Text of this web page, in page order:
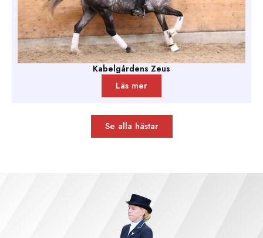
Kabelgårdens Zeus
Läs mer
Se alla hästar